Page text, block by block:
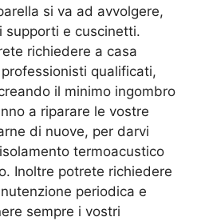
si va ad avvolgere,
supporti e cuscinetti.
richiedere a casa
qualificati,
il minimo ingombro
a riparare le vostre
di nuove, per darvi
termoacustico
Inoltre potrete richiedere
periodica e
sempre i vostri